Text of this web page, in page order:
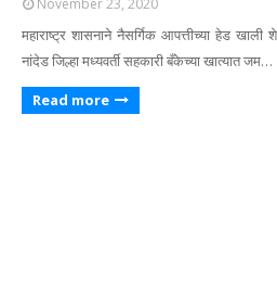
November 23, 2020
महाराष्ट्र शासनाने नैसर्गिक आपत्तीच्या हेड
नांदेड जिल्हा मध्यवर्ती सहकारी बँकेच्या खात्यात जम…
Read more